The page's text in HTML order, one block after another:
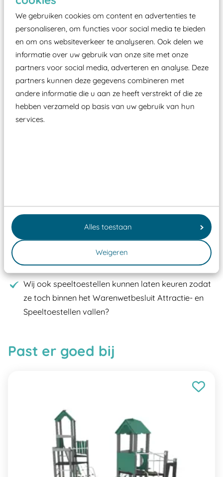
We gebruiken cookies om content en advertenties te
personaliseren, om functies voor social media te bieden
en om ons websiteverkeer te analyseren. Ook delen we
informatie over uw gebruik van onze site met onze
partners voor social media, adverteren en analyse. Deze
partners kunnen deze gegevens combineren met
andere informatie die u aan ze heeft verstrekt of die ze
hebben verzameld op basis van uw gebruik van hun
services.
Alles toestaan
Weigeren
zoals kunstgras, rubber tegels of boomschors?
Elk speeltoestel in de openbare ruimte voorzien
moet zijn van een typekeuring, -plaatje en
certificering, uitgegeven door een Nederlands
aangewezen keuringsinstantie?
Wij ook speeltoestellen kunnen laten keuren zodat
ze toch binnen het Warenwetbesluit Attractie- en
Speeltoestellen vallen?
Past er goed bij